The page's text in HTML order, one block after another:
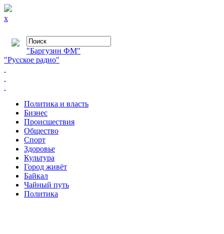
x
"Баргузин ФМ"
"Русское радио"
Политика и власть
Бизнес
Происшествия
Общество
Cпорт
Здоровье
Культура
Город живёт
Байкал
Чайный путь
Политика